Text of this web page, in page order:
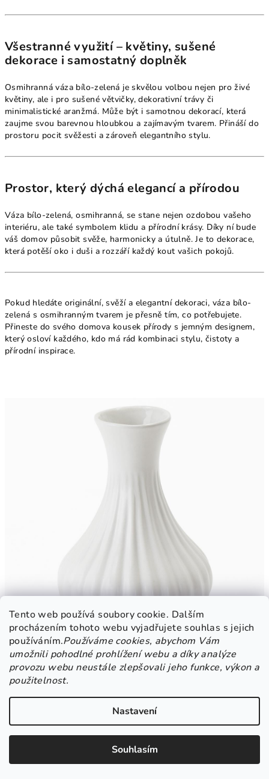
Tento web používá soubory cookie. Dalším
procházením tohoto webu vyjadřujete souhlas s jejich
používáním.Používáme cookies, abychom Vám
umožnili pohodlné prohlížení webu a díky analýze
provozu webu neustále zlepšovali jeho funkce, výkon a
použitelnost.
Nastavení
Souhlasím
Všestranné využití – květiny, sušené
dekorace i samostatný doplněk
Osmihranná váza bílo-zelená je skvělou volbou nejen pro živé
květiny, ale i pro sušené větvičky, dekorativní trávy či
minimalistické aranžmá. Může být i samotnou dekorací, která
zaujme svou barevnou hloubkou a zajímavým tvarem. Přináší do
prostoru pocit svěžesti a zároveň elegantního stylu.
Prostor, který dýchá elegancí a přírodou
Váza bílo-zelená, osmihranná, se stane nejen ozdobou vašeho
interiéru, ale také symbolem klidu a přírodní krásy. Díky ní bude
váš domov působit svěže, harmonicky a útulně. Je to dekorace,
která potěší oko i duši a rozzáří každý kout vašich pokojů.
Pokud hledáte originální, svěží a elegantní dekoraci, váza bílo-
zelená s osmihranným tvarem je přesně tím, co potřebujete.
Přineste do svého domova kousek přírody s jemným designem,
který osloví každého, kdo má rád kombinaci stylu, čistoty a
přírodní inspirace.
Dekorační váza bílá mramor 150x225 mm –
nadčasová elegance a čistota v jednom
Váza není jen praktickým doplňkem, ale skutečným uměleckým
kouskem, který dokáže pozvednout atmosféru každého prostoru.
Dekorační váza v bílém mramorovém designu a rozměrech
150x225 mm představuje spojení nadčasové elegance,